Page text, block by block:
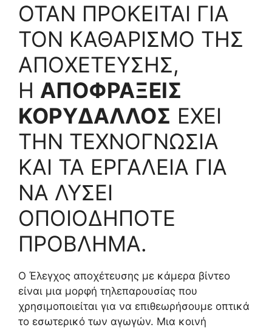
ΟΤΑΝ ΠΡΟΚΕΙΤΑΙ ΓΙΑ
ΤΟΝ ΚΑΘΑΡΙΣΜΟ ΤΗΣ
ΑΠΟΧΕΤΕΥΣΗΣ,
Η ΑΠΟΦΡΑΞΕΙΣ
ΚΟΡΥΔΑΛΛΟΣ ΕΧΕΙ
ΤΗΝ ΤΕΧΝΟΓΝΩΣΙΑ
ΚΑΙ ΤΑ ΕΡΓΑΛΕΙΑ ΓΙΑ
ΝΑ ΛΥΣΕΙ
ΟΠΟΙΟΔΗΠΟΤΕ
ΠΡΟΒΛΗΜΑ.
Ο Έλεγχος αποχέτευσης με κάμερα βίντεο
είναι μια μορφή τηλεπαρουσίας που
χρησιμοποιείται για να επιθεωρήσουμε οπτικά
το εσωτερικό των αγωγών. Μια κοινή